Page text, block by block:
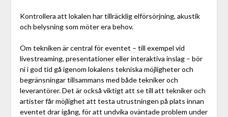
Kontrollera att lokalen har tillräcklig elförsörjning, akustik
och belysning som möter era behov.
Om tekniken är central för eventet – till exempel vid
livestreaming, presentationer eller interaktiva inslag – bör
ni i god tid gå igenom lokalens tekniska möjligheter och
begränsningar tillsammans med både tekniker och
leverantörer. Det är också viktigt att se till att tekniker och
artister får möjlighet att testa utrustningen på plats innan
eventet drar igång, för att undvika oväntade problem under